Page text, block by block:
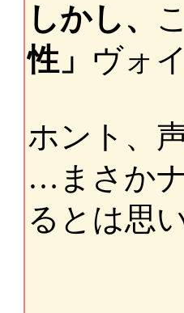
しかし、
性」 ヴォ
ホント、
…まさか
るとは思